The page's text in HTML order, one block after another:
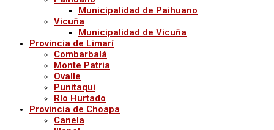
Municipalidad de Paihuano
Vicuña
Municipalidad de Vicuña
Provincia de Limarí
Combarbalá
Monte Patria
Ovalle
Punitaqui
Río Hurtado
Provincia de Choapa
Canela